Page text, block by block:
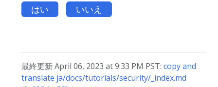
はい いいえ
最終更新 April 06, 2023 at 9:33 PM PST: copy and
translate ja/docs/tutorials/security/_index.md